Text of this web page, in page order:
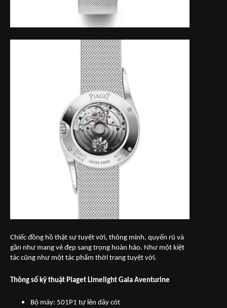
Chiếc đồng hồ thật sự tuyệt vời, thông minh, quyến rũ và
gần như mang vẻ đẹp sang trọng hoàn hảo. Như một kiệt
tác cũng như một tác phẩm thời trang tuyệt vời.
Thông số kỹ thuật Piaget Limelight Gala Aventurine
Bộ máy: 501P1 tự lên dây cót